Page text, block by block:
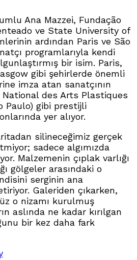
Ana Mazzei, Fundação
ve State University of
ardından Paris ve São
programlarıyla kendi
bir isim. Paris,
gibi şehirlerde önemli
imza atan sanatçının
des Arts Plastiques
Paulo) gibi prestijli
yer alıyor.
silineceğimiz gerçek
sadece algımızda
. Malzemenin çıplak varlığı
gölgeler arasındaki o
serginin ana
. Galeriden çıkarken,
o nizamı kurulmuş
aslında ne kadar kırılgan
bir kez daha fark